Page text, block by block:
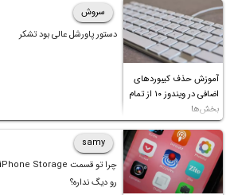
آموزش حذف کیبوردهای
اضافی در ویندوز ۱۰ از تمام
بخش‌ها
سروش
دستور پاورشل عالی بود تشکر
samy
رو دیگ نداره؟